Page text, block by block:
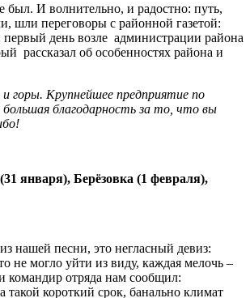
был. И волнительно, и радостно: путь,
шли переговоры с районной газетой:
день возле администрации района
рассказал об особенностях района и
горы. Крупнейшее предприятие по
большая благодарность за то, что вы
января), Берёзовка (1 февраля),
нашей песни, это негласный девиз:
не могло уйти из виду, каждая мелочь –
командир отряда нам сообщил:
короткий срок, банально климат